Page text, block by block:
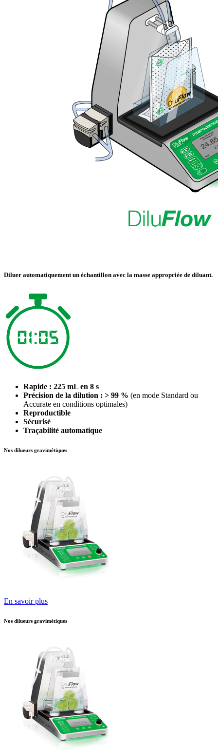
Diluer automatiquement un échantillon avec la masse appropriée de diluant.
Rapide : 225 mL en 8 s
Précision de la dilution : > 99 % (en mode Standard ou
Accurate en conditions optimales)
Reproductible
Sécurisé
Traçabilité automatique
Nos dilueurs gravimétiques
En savoir plus
Nos dilueurs gravimétiques